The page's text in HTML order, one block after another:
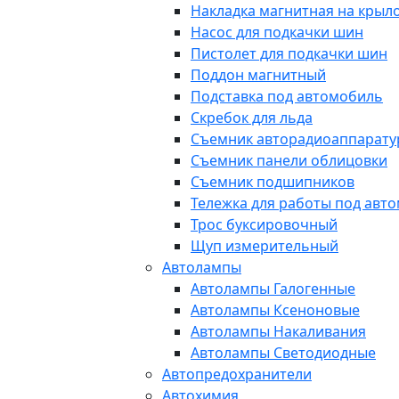
Накладка магнитная на
Насос для подкачки шин
Пистолет для подкачки шин
Поддон магнитный
Подставка под автомобиль
Скребок для льда
Съемник
Съемник панели облицовки
Съемник подшипников
Тележка для работы под
Трос буксировочный
Щуп измерительный
Автолампы
Автолампы Галогенные
Автолампы Ксеноновые
Автолампы Накаливания
Автолампы Светодиодные
Автопредохранители